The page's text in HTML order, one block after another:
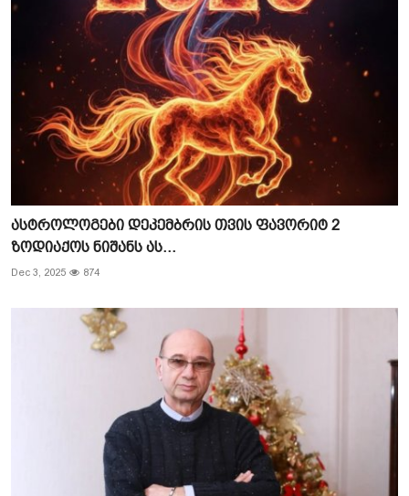
ასტროლოგები დეკემბრის თვის ფავორიტ 2
ზოდიაქოს ნიშანს ას...
Dec 3, 2025 874